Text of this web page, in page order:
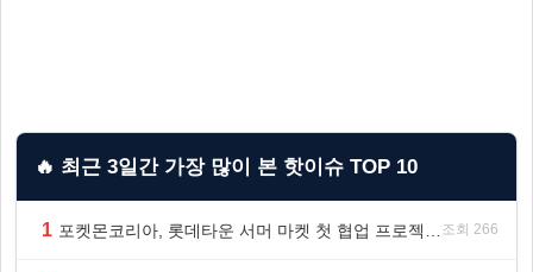
🔥 최근 3일간 가장 많이 본 핫이슈 TOP 10
1 조회 266